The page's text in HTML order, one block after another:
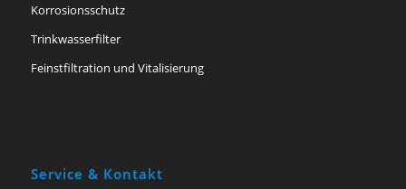
Korrosionsschutz
Trinkwasserfilter
Feinstfiltration und Vitalisierung
Service & Kontakt